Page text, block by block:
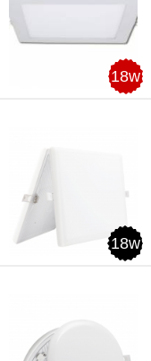
18w
18w